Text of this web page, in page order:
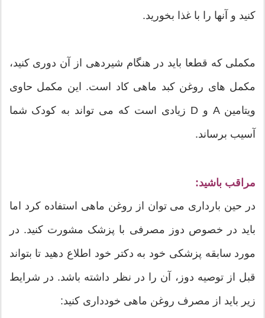
کنید و آنها را با غذا بخورید.
مکملی که قطعا باید در هنگام شیردهی از آن دوری کنید،
مکمل های روغن کبد ماهی کاد است. این مکمل حاوی
ویتامین A و D زیادی است که می تواند به کودک شما
آسیب برساند.
مراقب باشید:
در حین بارداری می توان از روغن ماهی استفاده کرد اما
باید در خصوص دوز مصرفی با پزشک مشورت کنید. در
مورد سابقه پزشکی خود به دکتر خود اطلاع دهید تا بتواند
قبل از توصیه دوز، آن را در نظر داشته باشد. در شرایط
زیر باید از مصرف روغن ماهی خودداری کنید: